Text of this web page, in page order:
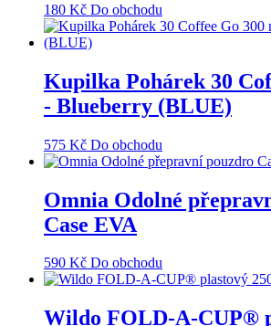
180 Kč Do obchodu
Kupilka Pohárek 30
- Blueberry (BLUE)
575 Kč Do obchodu
Omnia Odolné
Case EVA
590 Kč Do obchodu
Wildo FOLD-A-CUP®